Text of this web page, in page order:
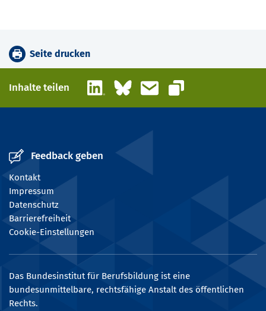
Seite drucken
Inhalte teilen LinkedInBlueskyE-Mail
Link kopieren
Feedback geben
Kontakt
Impressum
Datenschutz
Barrierefreiheit
Cookie-Einstellungen
Das Bundesinstitut für Berufsbildung ist eine
bundesunmittelbare, rechtsfähige Anstalt des öffentlichen
Rechts.